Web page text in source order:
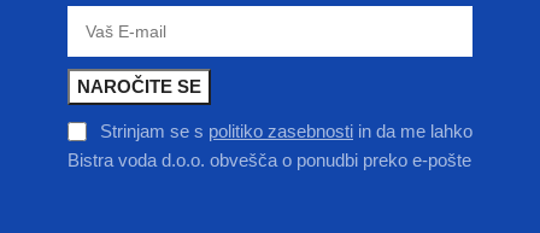
Strinjam se s politiko zasebnosti in da me lahko
Bistra voda d.o.o. obvešča o ponudbi preko e-pošte